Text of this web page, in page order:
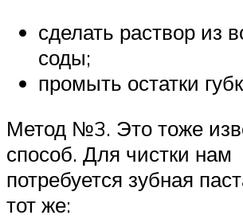
сделать раствор из
соды;
промыть остатки
Метод №3. Это тоже
способ. Для чистки нам
потребуется зубная
тот же: